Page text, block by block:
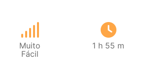
Muito
Fácil
1 h 55 m